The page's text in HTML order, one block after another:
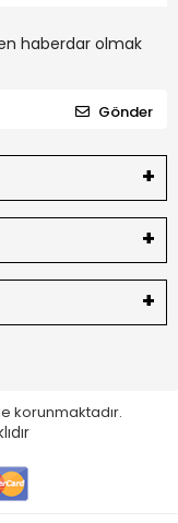
haberdar olmak
Gönder
korunmaktadır.